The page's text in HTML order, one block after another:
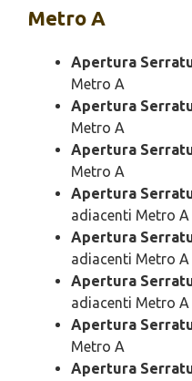
Metro A
Apertura
Metro A
Apertura
Metro A
Apertura
Metro A
Apertura
adiacenti Metro A
Apertura
adiacenti Metro A
Apertura
adiacenti Metro A
Apertura
Metro A
Apertura